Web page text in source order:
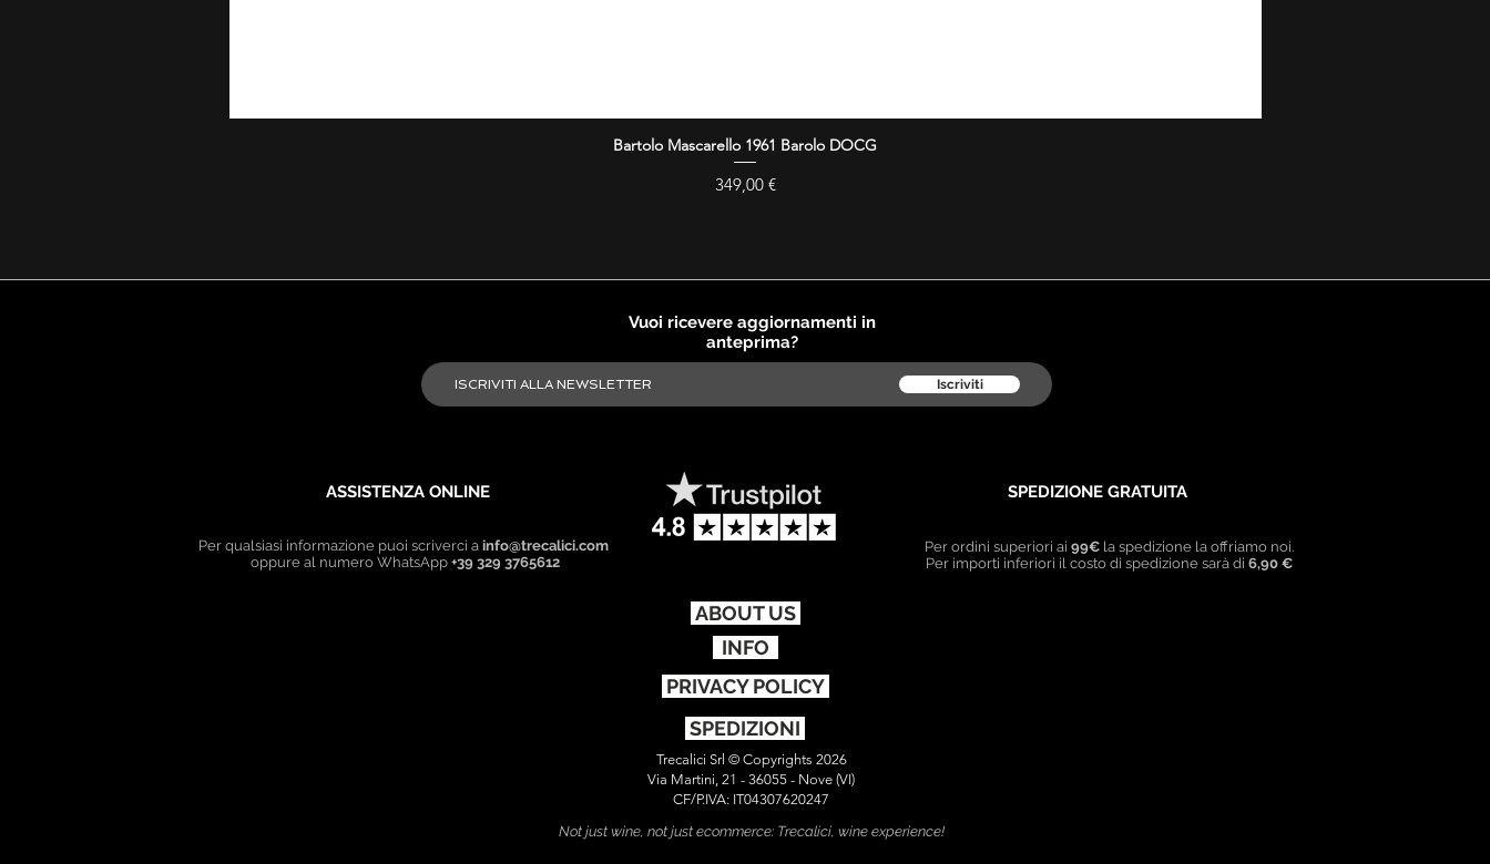
Vista rapida
Bartolo Mascarello 1961 Barolo DOCG
Prezzo
349,00 €
Vuoi ricevere aggiornamenti in
anteprima?
Iscriviti
ASSISTENZA ONLINE
Per qualsiasi informazione puoi scriverci a info@trecalici.com
oppure al numero WhatsApp +39 329 3765612
SPEDIZIONE GRATUITA
Per ordini superiori ai 99€la spedizione la offriamo noi.
Per importi inferiori il costo di spedizione sarà di 6,90 €
ABOUT US
INFO
PRIVACY POLICY
SPEDIZIONI
Trecalici Srl © Copyrights 2026
Via Martini, 21 - 36055 - Nove (VI)
CF/P.IVA: IT04307620247
Not just wine, not just ecommerce: Trecalici, wine experience!